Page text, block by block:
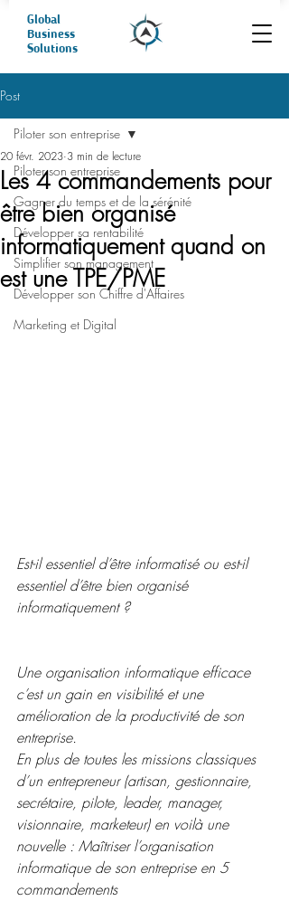
Global
Business
Solutions
Post
Piloter son entreprise
Gagner du temps et de la sérénité
Développer sa rentabilité
Simplifier son management
Développer son Chiffre d'Affaires
Marketing et Digital
Piloter son entreprise
Les 4 commandements pour
être bien organisé
informatiquement quand on
est une TPE/PME
20 févr. 2023 3 min de lecture
Est-il essentiel d’être informatisé ou est-il
essentiel d’être bien organisé
informatiquement ?
Une organisation informatique efficace
c’est un gain en visibilité et une
amélioration de la productivité de son
entreprise.
En plus de toutes les missions classiques
d’un entrepreneur (artisan, gestionnaire,
secrétaire, pilote, leader, manager,
visionnaire, marketeur) en voilà une
nouvelle : Maîtriser l’organisation
informatique de son entreprise en 5
commandements